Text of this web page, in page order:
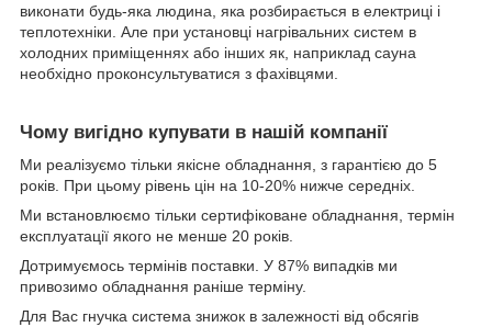
виконати будь-яка людина, яка розбирається в електриці і
теплотехніки. Але при установці нагрівальних систем в
холодних приміщеннях або інших як, наприклад сауна
необхідно проконсультуватися з фахівцями.
Чому вигідно купувати в нашій компанії
Ми реалізуємо тільки якісне обладнання, з гарантією до 5
років. При цьому рівень цін на 10-20% нижче середніх.
Ми встановлюємо тільки сертифіковане обладнання, термін
експлуатації якого не менше 20 років.
Дотримуємось термінів поставки. У 87% випадків ми
привозимо обладнання раніше терміну.
Для Вас гнучка система знижок в залежності від обсягів